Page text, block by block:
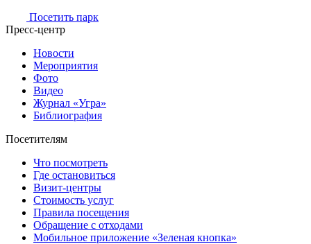
Посетить парк
Пресс-центр
Новости
Мероприятия
Фото
Видео
Журнал «Угра»
Библиография
Посетителям
Что посмотреть
Где остановиться
Визит-центры
Стоимость услуг
Правила посещения
Обращение с отходами
Мобильное приложение «Зеленая кнопка»